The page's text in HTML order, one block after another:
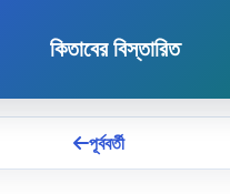
কিতাবের বিস্তারিত
পূর্ববর্তী